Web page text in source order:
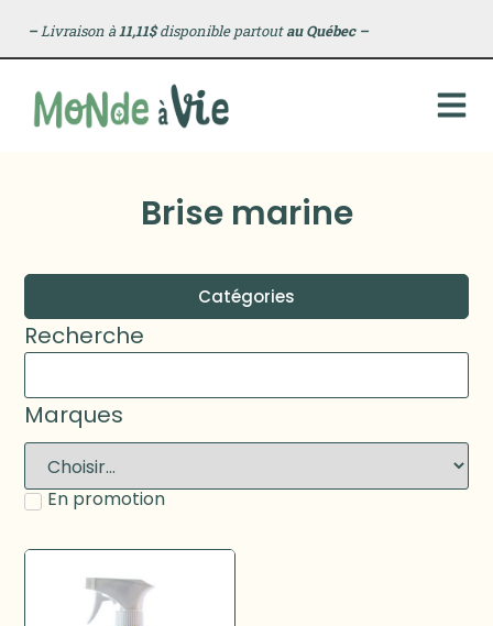
–Livraison à11,11$disponible partoutau Québec –
Brise marine
Catégories
Recherche
Marques
En promotion